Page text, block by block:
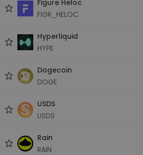
Figure Heloc
FIGR_HELOC
Hyperliquid
HYPE
Dogecoin
DOGE
USDS
USDS
Rain
RAIN